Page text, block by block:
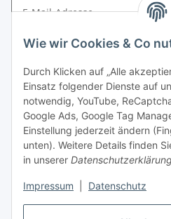
Wie wir Cookies & Co
Durch Klicken auf „Alle
Einsatz folgender Dienste auf
notwendig, YouTube,
Google Ads, Google Tag
Einstellung jederzeit ändern
unten). Weitere Details finden
in unserer Datenschutzerklärung
Impressum Datenschutz
Gesetzliche Informationen
Spieletreffs in Jülich & Umgebung